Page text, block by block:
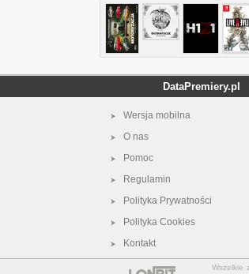
DataPremiery.pl
Wersja mobilna
O nas
Pomoc
Regulamin
Polityka Prywatności
Polityka Cookies
Kontakt
Wszelkie